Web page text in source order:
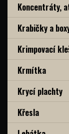
Koncentráty,
Krabičky a
Krimpovací
Krmítka
Krycí plachty
Křesla